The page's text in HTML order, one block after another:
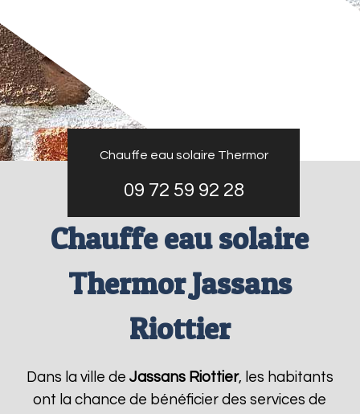
Chauffe eau solaire Thermor
09 72 59 92 28
Chauffe eau solaire
Thermor Jassans
Riottier
Dans la ville de Jassans Riottier, les habitants
ont la chance de bénéficier des services de